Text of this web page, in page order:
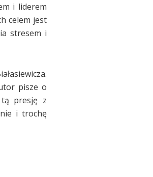
i liderem
celem jest
stresem i
pisze o
tą presję z
i trochę